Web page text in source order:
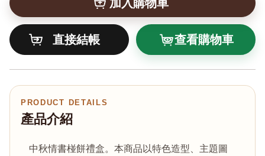
查看購物車
PRODUCT DETAILS
產品介紹
中秋情書椪餅禮盒。本商品以特色造型、主題圖